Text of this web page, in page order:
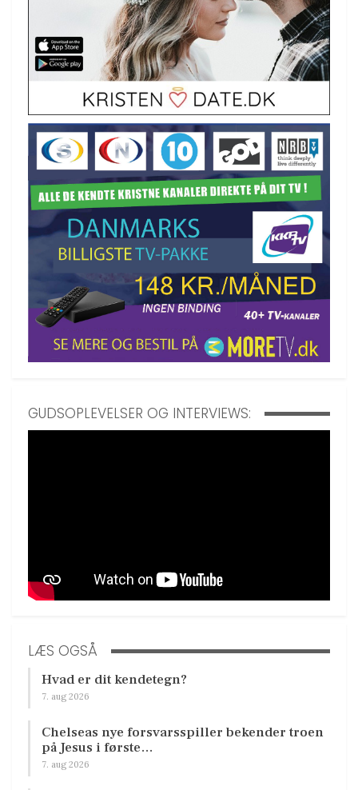
GUDSOPLEVELSER OG INTERVIEWS:
LÆS OGSÅ
Hvad er dit kendetegn?
7. aug 2026
Chelseas nye forsvarsspiller bekender troen
på Jesus i første…
7. aug 2026